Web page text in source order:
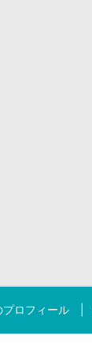
プロフィール